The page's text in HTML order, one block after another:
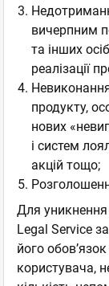
вичерпним
та інших
реалізації
продукту,
нових
і систем
акцій тощо;
Для
Legal Service
його
користувача,